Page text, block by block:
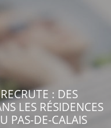
: DES
LES RÉSIDENCES
PAS-DE-CALAIS